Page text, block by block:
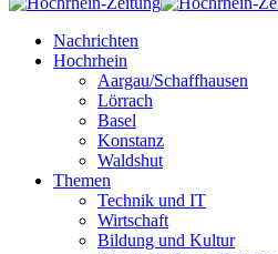
Nachrichten
Hochrhein
Aargau/Schaffhausen
Lörrach
Basel
Konstanz
Waldshut
Themen
Technik und IT
Wirtschaft
Bildung und Kultur